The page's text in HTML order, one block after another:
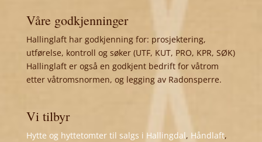
Våre godkjenninger
Hallinglaft har godkjenning for: prosjektering,
utførelse, kontroll og søker (UTF, KUT, PRO, KPR, SØK)
Hallinglaft er også en godkjent bedrift for våtrom
etter våtromsnormen, og legging av Radonsperre.
Vi tilbyr
Hytte og hyttetomter til salgs i Hallingdal, Håndlaft,